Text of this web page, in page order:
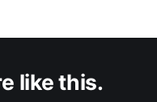
like this.